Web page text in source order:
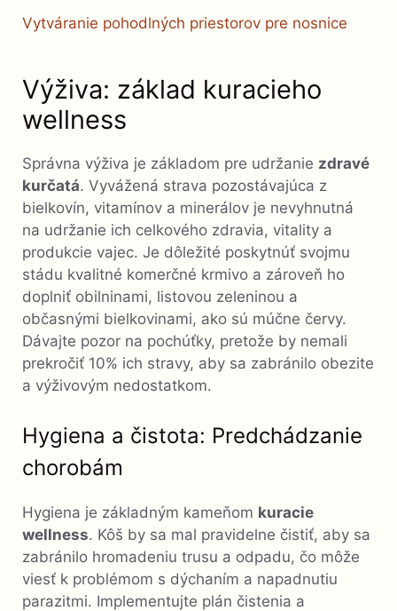
Vytváranie pohodlných priestorov pre nosnice
Výživa: základ kuracieho
wellness
Správna výživa je základom pre udržanie zdravé
kurčatá. Vyvážená strava pozostávajúca z
bielkovín, vitamínov a minerálov je nevyhnutná
na udržanie ich celkového zdravia, vitality a
produkcie vajec. Je dôležité poskytnúť svojmu
stádu kvalitné komerčné krmivo a zároveň ho
doplniť obilninami, listovou zeleninou a
občasnými bielkovinami, ako sú múčne červy.
Dávajte pozor na pochúťky, pretože by nemali
prekročiť 10% ich stravy, aby sa zabránilo obezite
a výživovým nedostatkom.
Hygiena a čistota: Predchádzanie
chorobám
Hygiena je základným kameňom kuracie
wellness. Kôš by sa mal pravidelne čistiť, aby sa
zabránilo hromadeniu trusu a odpadu, čo môže
viesť k problémom s dýchaním a napadnutiu
parazitmi. Implementujte plán čistenia a